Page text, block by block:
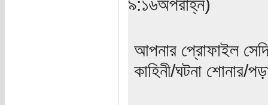
৯:১৬অপরাহ্ন)
আপনার প্রোফাইল
কাহিনী/ঘটনা শোনার/